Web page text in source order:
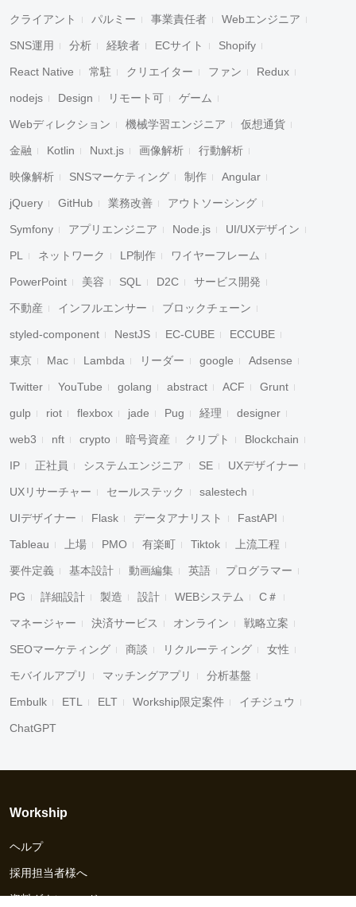
クライアント パルミー 事業責任者 Webエンジニア
SNS運用 分析 経験者 ECサイト Shopify
React Native 常駐 クリエイター ファン Redux
nodejs Design リモート可 ゲーム
Webディレクション 機械学習エンジニア 仮想通貨
金融 Kotlin Nuxt.js 画像解析 行動解析
映像解析 SNSマーケティング 制作 Angular
jQuery GitHub 業務改善 アウトソーシング
Symfony アプリエンジニア Node.js UI/UXデザイン
PL ネットワーク LP制作 ワイヤーフレーム
PowerPoint 美容 SQL D2C サービス開発
不動産 インフルエンサー ブロックチェーン
styled-component NestJS EC-CUBE ECCUBE
東京 Mac Lambda リーダー google Adsense
Twitter YouTube golang abstract ACF Grunt
gulp riot flexbox jade Pug 経理 designer
web3 nft crypto 暗号資産 クリプト Blockchain
IP 正社員 システムエンジニア SE UXデザイナー
UXリサーチャー セールステック salestech
UIデザイナー Flask データアナリスト FastAPI
Tableau 上場 PMO 有楽町 Tiktok 上流工程
要件定義 基本設計 動画編集 英語 プログラマー
PG 詳細設計 製造 設計 WEBシステム C＃
マネージャー 決済サービス オンライン 戦略立案
SEOマーケティング 商談 リクルーティング 女性
モバイルアプリ マッチングアプリ 分析基盤
Embulk ETL ELT Workship限定案件 イチジュウ
ChatGPT
Workship
ヘルプ
採用担当者様へ
資料ダウンロード